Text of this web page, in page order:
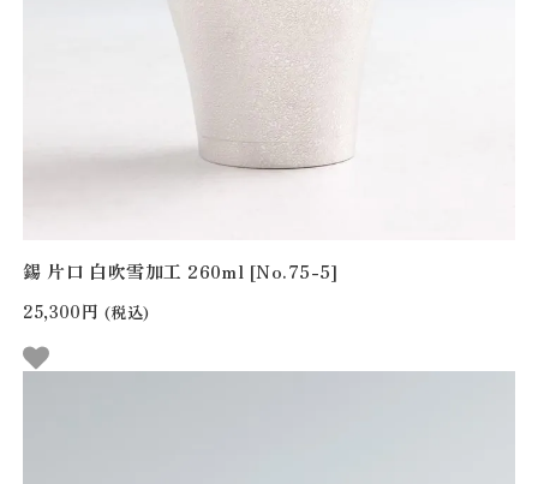
錫 片口 白吹雪加工 260ml [No.75-5]
25,300円 (税込)